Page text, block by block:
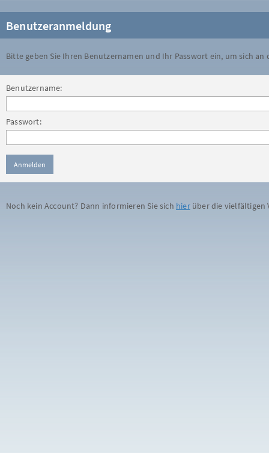
Benutzeranmeldung
Bitte geben Sie Ihren Benutzernamen und Ihr Passwort ein, um sich an
Benutzername:
Passwort:
Noch kein Account? Dann informieren Sie sich hierüber die vielfältigen